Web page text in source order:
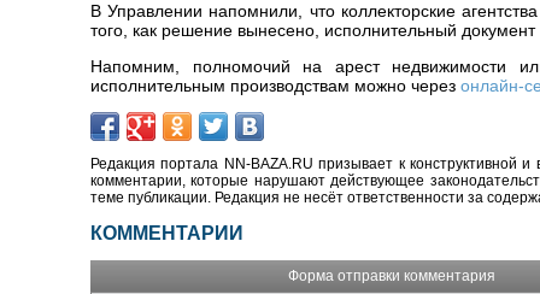
В Управлении напомнили, что коллекторские
того, как решение вынесено, исполнительный
Напомним, полномочий на арест недвижимости
исполнительным производствам можно через онлайн-
Редакция портала NN-BAZA.RU призывает к конструктивной
комментарии, которые нарушают действующее
теме публикации. Редакция не несёт ответственности за
КОММЕНТАРИИ
Форма отправки комментария